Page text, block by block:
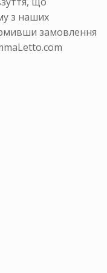
з наших
замовлення